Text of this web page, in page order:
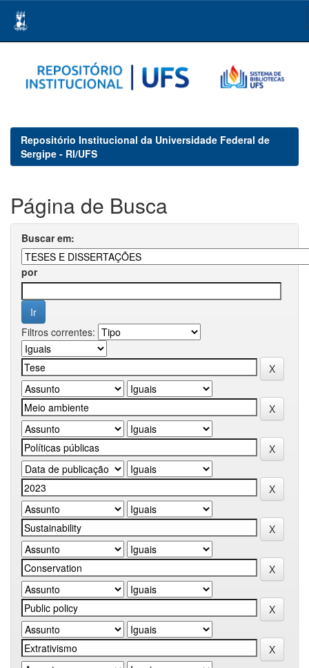
navigation
Repositório Institucional da Universidade Federal de
Sergipe - RI/UFS
Página de Busca
Buscar em:
por
Filtros correntes: